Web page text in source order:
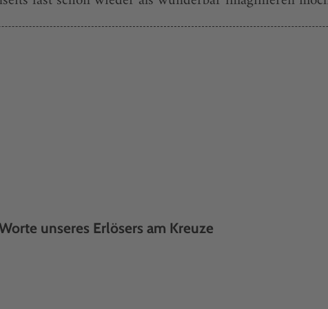
unseres Erlösers am Kreuze